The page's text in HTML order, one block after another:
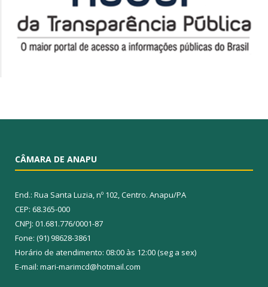
CÂMARA DE ANAPU
End.: Rua Santa Luzia, nº 102, Centro. Anapu/PA
CEP: 68.365-000
CNPJ: 01.681.776/0001-87
Fone: (91) 98628-3861
Horário de atendimento: 08:00 às 12:00 (seg a sex)
E-mail: mari-marimcd@hotmail.com